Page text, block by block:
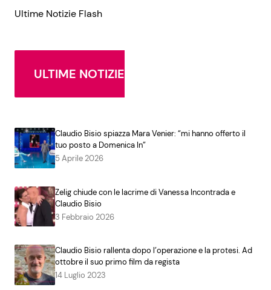
Ultime Notizie Flash
ULTIME NOTIZIE
Claudio Bisio spiazza Mara Venier: “mi hanno offerto il
tuo posto a Domenica In”
5 Aprile 2026
Zelig chiude con le lacrime di Vanessa Incontrada e
Claudio Bisio
3 Febbraio 2026
Claudio Bisio rallenta dopo l’operazione e la protesi. Ad
ottobre il suo primo film da regista
14 Luglio 2023